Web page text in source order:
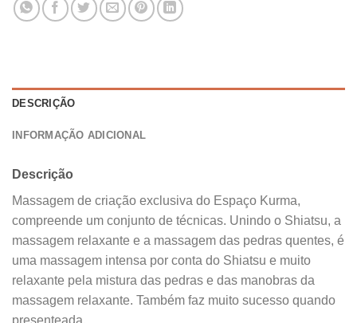
DESCRIÇÃO
INFORMAÇÃO ADICIONAL
Descrição
Massagem de criação exclusiva do Espaço Kurma,
compreende um conjunto de técnicas. Unindo o Shiatsu, a
massagem relaxante e a massagem das pedras quentes, é
uma massagem intensa por conta do Shiatsu e muito
relaxante pela mistura das pedras e das manobras da
massagem relaxante. Também faz muito sucesso quando
presenteada.